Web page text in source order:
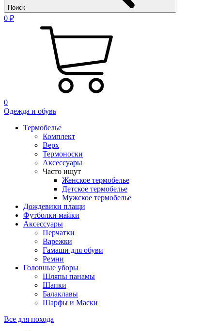
Поиск
0 ₽
0
Одежда и обувь
Термобелье
Комплект
Верх
Термоноски
Аксессуары
Часто ищут
Женское термобелье
Детское термобелье
Мужское термобелье
Дождевики плащи
Футболки майки
Аксессуары
Перчатки
Варежки
Гамаши для обуви
Ремни
Головные уборы
Шляпы панамы
Шапки
Балаклавы
Шарфы и Маски
Все для похода